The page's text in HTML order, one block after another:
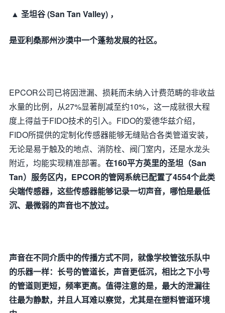
▲ 圣坦谷 (San Tan Valley) ，
是亚利桑那州沙漠中一个蓬勃发展的社区。
EPCOR公司已将因泄漏、损耗而未纳入计费范畴的非收益
水量的比例，从27%显著削减至约10%，这一成就很大程
度上得益于FIDO技术的引入。FIDO的爱德华兹介绍，
FIDO所提供的定制化传感器能够无缝贴合各类管道安装，
无论是易于触及的地点、消防栓、阀门室内，还是水龙头
附近，均能实现精准部署。 在160平方英里的圣坦（San
Tan）服务区内，EPCOR的管网系统已配置了4554个此类
尖端传感器，这些传感器能够记录一切声音，哪怕是最低
沉、最微弱的声音也不放过。
声音在不同介质中的传播方式不同，就像学校管弦乐队中
的乐器一样：长号的管道长，声音更低沉，相比之下小号
的管道则更短，频率更高。值得注意的是，最大的泄漏往
往最为静默，并且人耳难以察觉，尤其是在塑料管道环境